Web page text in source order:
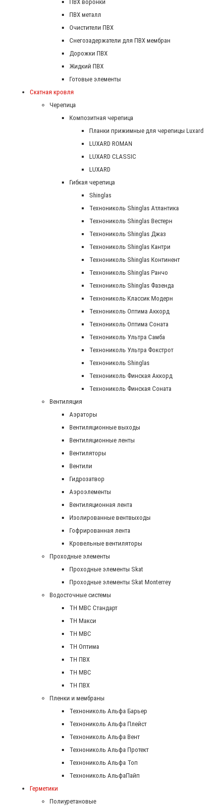
ПВХ воронки
ПВХ металл
Очистители ПВХ
Снегозадержатели для ПВХ мембран
Дорожки ПВХ
Жидкий ПВХ
Готовые элементы
Скатная кровля
Черепица
Композитная черепица
Планки прижимные для черепицы Luxard
LUXARD ROMAN
LUXARD CLASSIC
LUXARD
Гибкая черепица
Shinglas
Технониколь Shinglas Атлантика
Технониколь Shinglas Вестерн
Технониколь Shinglas Джаз
Технониколь Shinglas Кантри
Технониколь Shinglas Континент
Технониколь Shinglas Ранчо
Технониколь Shinglas Фазенда
Технониколь Классик Модерн
Технониколь Оптима Аккорд
Технониколь Оптима Соната
Технониколь Ультра Самба
Технониколь Ультра Фокстрот
Технониколь Shinglas
Технониколь Финская Аккорд
Технониколь Финская Соната
Вентиляция
Аэраторы
Вентиляционные выходы
Вентиляционные ленты
Вентиляторы
Вентили
Гидрозатвор
Аэроэлементы
Вентиляционная лента
Изолированные вентвыходы
Гофрированная лента
Кровельные вентиляторы
Проходные элементы
Проходные элементы Skat
Проходные элементы Skat Monterrey
Водосточные системы
TH MBC Стандарт
TH Макси
TH МВС
TH Оптима
TH ПВХ
ТН МВС
ТН ПВХ
Пленки и мембраны
Технониколь Альфа Барьер
Технониколь Альфа Плейст
Технониколь Альфа Вент
Технониколь Альфа Протект
Технониколь Альфа Топ
Технониколь АльфаПайп
Герметики
Полиуретановые